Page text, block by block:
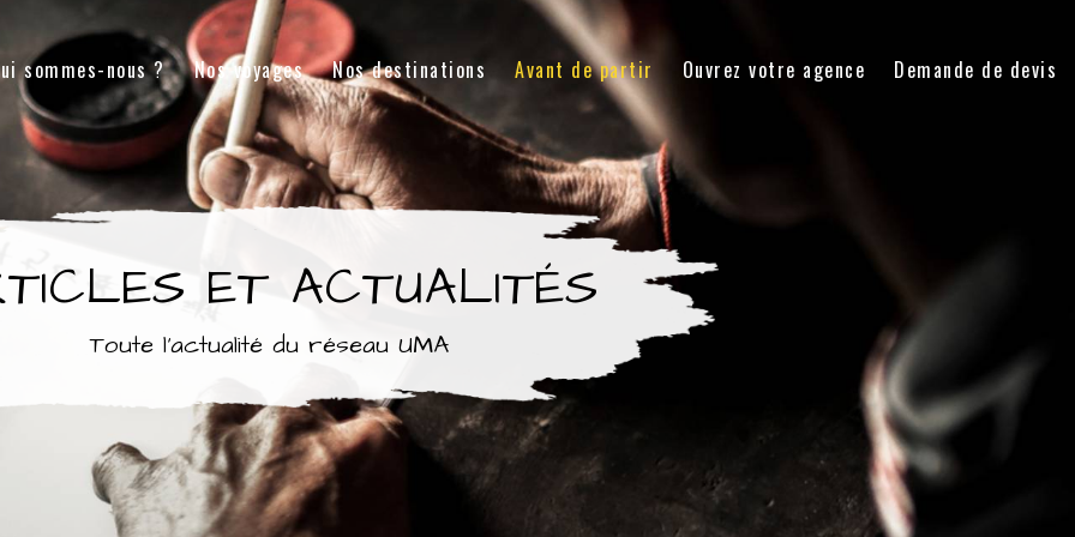
sommes-nous ? Nos voyages Nos destinations Avant de partir Ouvrez votre agence Demande de devis
ET ACTUALITÉS
Toute l’actualité du réseau UMA